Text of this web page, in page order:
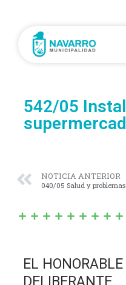
542/05
NOTICIA ANTERIOR
EL
DELIBERANTE